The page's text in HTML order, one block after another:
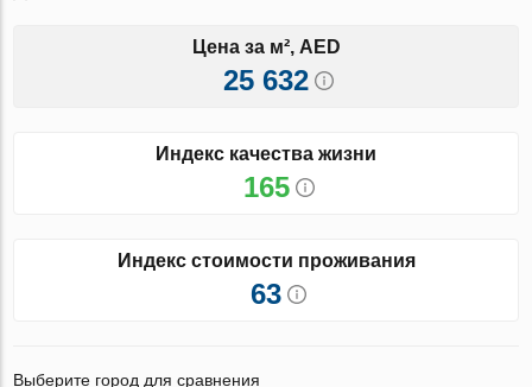
Цена за м², AED
25 632
Индекс качества жизни
165
Индекс стоимости проживания
63
Выберите город для сравнения